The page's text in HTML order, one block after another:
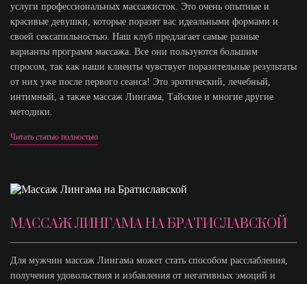
услуги профессиональных массажисток. Это очень опытные и
красивые девушки, которые поразят вас идеальными формами и
своей сексапильностью. Наш клуб предлагает самые разные
варианты программ массажа. Все они пользуются большим
спросом, так как наши клиенты чувствует поразительные результаты
от них уже после первого сеанса! Это эротический, лечебный,
интимный, а также массаж Лингама, Тайские и многие другие
методики.
Читать статью полностью
МАССАЖ ЛИНГАМА НА БРАТИСЛАВСКОЙ
Для мужчин массаж Лингама может стать способом расслабления,
получения удовольствия и избавления от негативных эмоций и